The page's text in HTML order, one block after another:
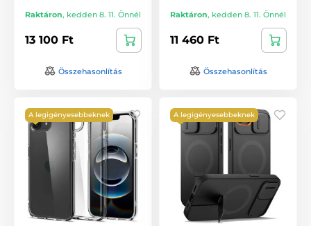
Raktáron, kedden 8. 11. Önnél
13 100 Ft
Összehasonlítás
Raktáron, kedden 8. 11. Önnél
11 460 Ft
Összehasonlítás
A legigényesebbeknek A legigényesebbeknek